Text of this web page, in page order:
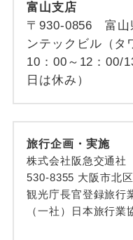
富山支店
〒930-0856 富山
ンテックビル（タ
10：00～12：00/
日は休み）
旅行企画・実施
株式会社阪急交通社
530-8355 大阪市北
観光庁長官登録旅行
（一社）日本旅行業